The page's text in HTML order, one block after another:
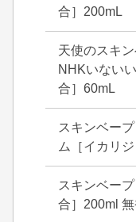
合］200mL
天使のスキ
NHKいない
合］60mL
スキンベー
ム［イカリ
スキンベー
合］200ml